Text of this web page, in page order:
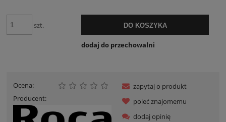
szt. DO KOSZYKA
dodaj do przechowalni
Ocena:
Producent:
zapytaj o produkt
poleć znajomemu
dodaj opinię